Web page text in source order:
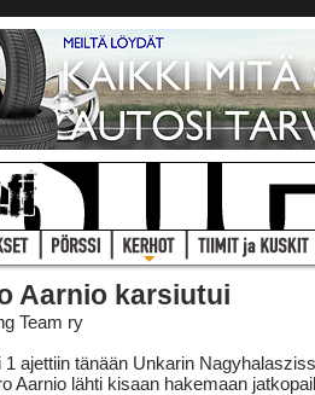
Aarnio karsiutui
Team ry
ajettiin tänään Unkarin
Aarnio lähti kisaan hakemaan